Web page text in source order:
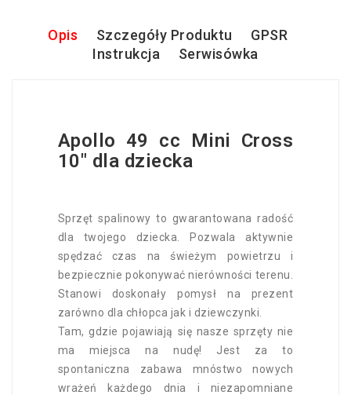
Opis Szczegóły Produktu
GPSR
Instrukcja
Serwisówka
Apollo 49 cc Mini Cross
10" dla dziecka
Sprzęt spalinowy to gwarantowana radość
dla twojego dziecka. Pozwala aktywnie
spędzać czas na świeżym powietrzu i
bezpiecznie pokonywać nierówności terenu.
Stanowi doskonały pomysł na prezent
zarówno dla chłopca jak i dziewczynki.
Tam, gdzie pojawiają się nasze sprzęty nie
ma miejsca na nudę! Jest za to
spontaniczna zabawa mnóstwo nowych
wrażeń każdego dnia i niezapomniane